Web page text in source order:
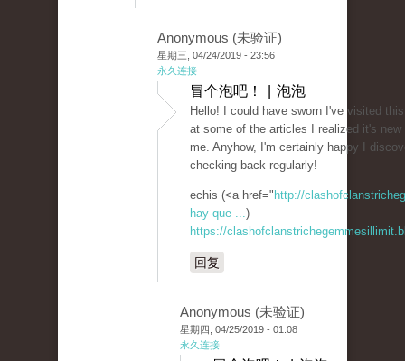
Anonymous (未验证)
星期三, 04/24/2019 - 23:56
永久连接
冒个泡吧！ | 泡泡
Hello! I could have sworn I've visited
at some of the articles I realized it's new
me. Anyhow, I'm certainly happy I
checking back regularly!
echis (<a href=" http://
hay-que-...)
https://
回复
Anonymous (未验证)
星期四, 04/25/2019 - 01:08
永久连接